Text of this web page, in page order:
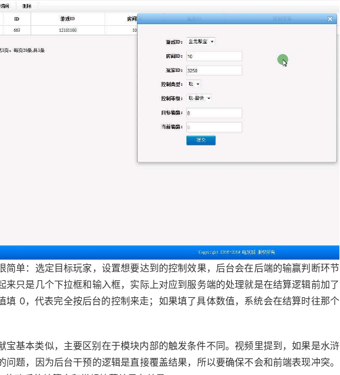
简单：选定目标玩家，设置想要达到的控制效果，后台会在后端的输赢判断环节
来只是几个下拉框和输入框，实际上对应到服务端的处理就是在结算逻辑前加了
填 0，代表完全按后台的控制来走；如果填了具体数值，系统会在结算时往那个
宝基本类似，主要区别在于模块内部的触发条件不同。视频里提到，如果是水浒
问题，因为后台干预的逻辑是直接覆盖结果，所以要确保不会和前端表现冲突。